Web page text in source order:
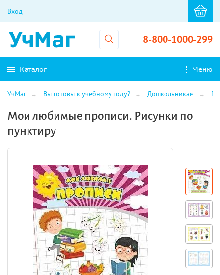
Вход
8-800-1000-299
Каталог Меню
УчМаг Вы готовы к учебному году? Дошкольникам
Мои любимые прописи. Рисунки по
пунктиру